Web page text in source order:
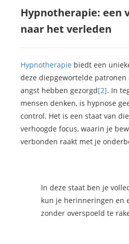
Hypnotherapie: een
naar het verleden
Hypnotherapie biedt een
deze diepgewortelde patronen
angst hebben gezorgd[2]. In
mensen denken, is hypnose
control. Het is een staat van
verhoogde focus, waarin je
verbonden raakt met je
In deze staat ben je
kun je herinneringen en
zonder overspoeld te